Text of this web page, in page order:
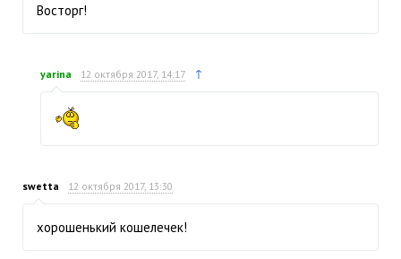
Восторг!
yarina 12 октября 2017, 14:17 ↑
swetta 12 октября 2017, 13:30
хорошенький кошелечек!